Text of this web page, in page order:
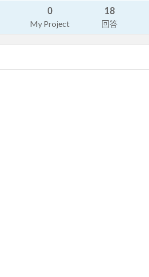
0
My Project
18
回答